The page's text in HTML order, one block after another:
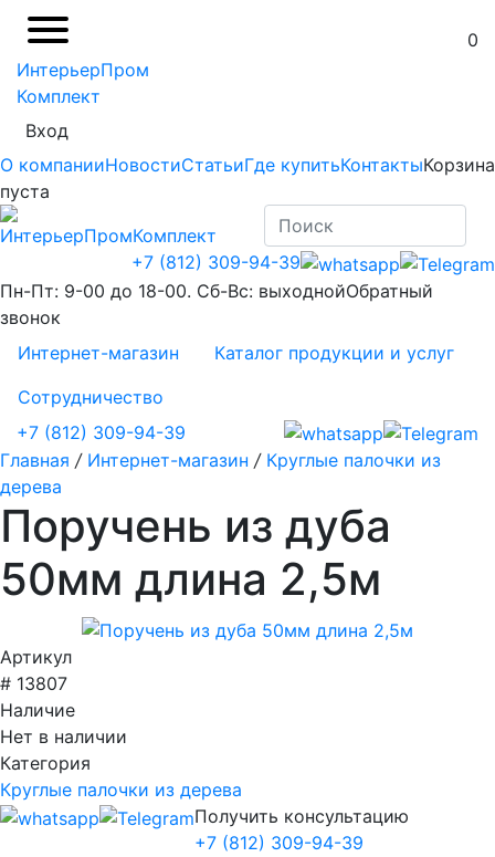
ИнтерьерПром
Комплект
0
Вход
О компанииНовостиСтатьиГде купитьКонтактыКорзина
пуста
+7 (812) 309-94-39
Пн-Пт: 9-00 до 18-00. Сб-Вс: выходнойОбратный
звонок
Интернет-магазин
Каталог продукции и услуг
Сотрудничество
+7 (812) 309-94-39
Главная / Интернет-магазин / Круглые палочки из
дерева
Поручень из дуба
50мм длина 2,5м
Артикул
# 13807
Наличие
Нет в наличии
Категория
Круглые палочки из дерева
Получить консультацию
+7 (812) 309-94-39